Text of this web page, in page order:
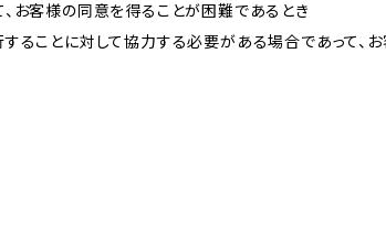
お客様の同意を得ることが困難であるとき
ことに対して協力する必要がある場合であって、